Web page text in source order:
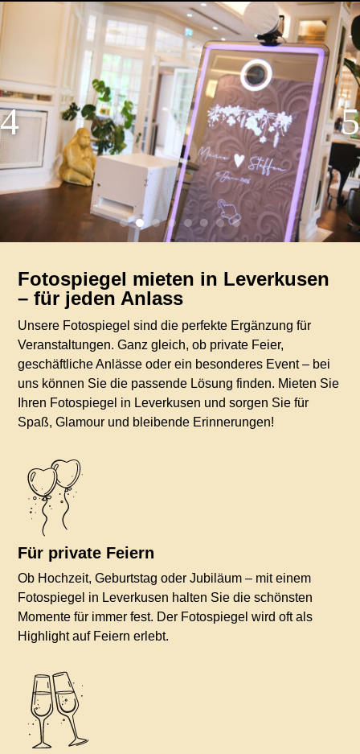
Fotospiegel mieten in Leverkusen
– für jeden Anlass
Unsere Fotospiegel sind die perfekte Ergänzung für
Veranstaltungen. Ganz gleich, ob private Feier,
geschäftliche Anlässe oder ein besonderes Event – bei
uns können Sie die passende Lösung finden. Mieten Sie
Ihren Fotospiegel in Leverkusen und sorgen Sie für
Spaß, Glamour und bleibende Erinnerungen!
Für private Feiern
Ob Hochzeit, Geburtstag oder Jubiläum – mit einem
Fotospiegel in Leverkusen halten Sie die schönsten
Momente für immer fest. Der Fotospiegel wird oft als
Highlight auf Feiern erlebt.